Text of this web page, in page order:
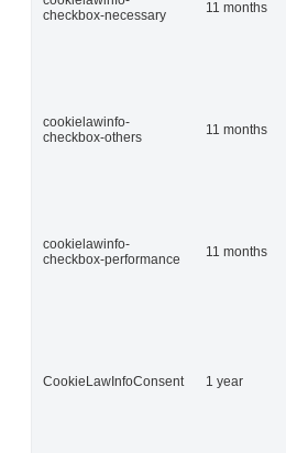
checkbox-necessary
11 months
cookielawinfo-
checkbox-others
11 months
cookielawinfo-
checkbox-performance
11 months
CookieLawInfoConsent 1 year